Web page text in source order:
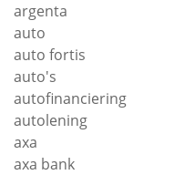
argenta
auto
auto fortis
auto's
autofinanciering
autolening
axa
axa bank